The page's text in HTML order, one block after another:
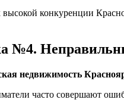
конкуренции
№4.
недвижимость
часто совершают